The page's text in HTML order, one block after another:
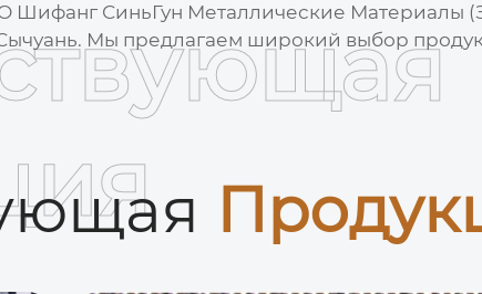
Шифанг СиньГун Металлические Материалы
Мы предлагаем широкий выбор